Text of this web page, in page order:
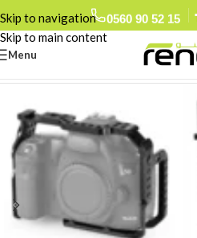
Skip to navigation
Skip to main content
0560 90 52 15
Menu